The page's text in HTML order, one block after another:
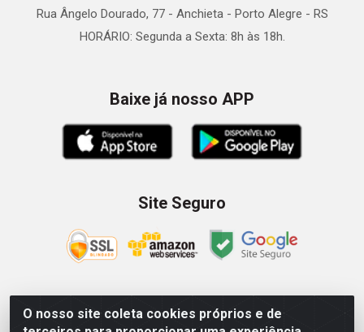
O nosso site coleta cookies próprios e de
Rua Ângelo Dourado, 77 - Anchieta - Porto Alegre - RS
HORÁRIO: Segunda a Sexta: 8h às 18h.
Baixe já nosso APP
Site Seguro
Zein Importação e Comércio LTDA - Av. Senador Queiróz, 274